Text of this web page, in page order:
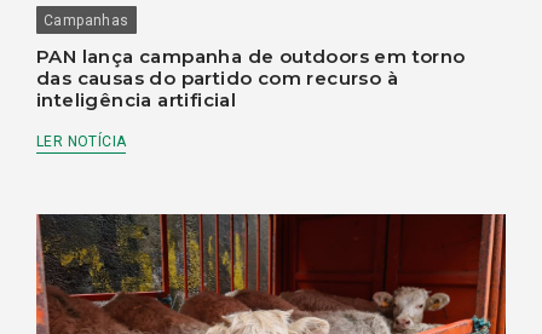
Campanhas
PAN lança campanha de outdoors em torno
das causas do partido com recurso à
inteligência artificial
LER NOTÍCIA